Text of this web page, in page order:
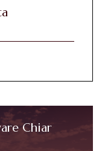
Chiar